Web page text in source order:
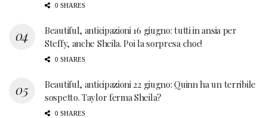
0 SHARES
Beautiful, anticipazioni 16 giugno: tutti in ansia per
Steffy, anche Sheila. Poi la sorpresa choc!
0 SHARES
Beautiful, anticipazioni 22 giugno: Quinn ha un terribile
sospetto. Taylor ferma Sheila?
0 SHARES